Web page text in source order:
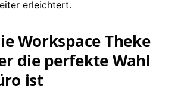
erleichtert.
Workspace Theke
die perfekte Wahl
ist